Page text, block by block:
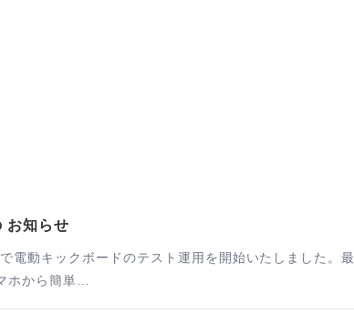
お知らせ
電動キックボードのテスト運用を開始いたしました。最
ホから簡単…